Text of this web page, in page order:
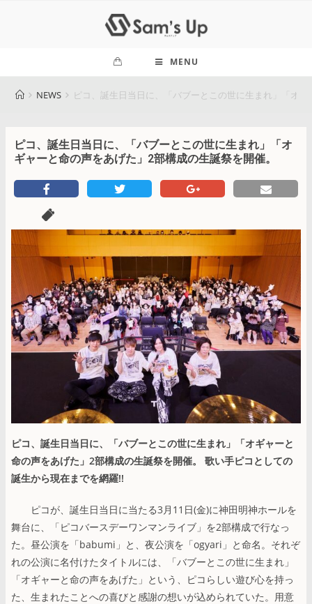
MENU
NEWS ピコ、誕生日当日に、「バブーとこの世に生まれ」「オ
ピコ、誕生日当日に、「バブーとこの世に生まれ」「オ
ギャーと命の声をあげた」2部構成の生誕祭を開催。
ピコ、誕生日当日に、「バブーとこの世に生まれ」「オギャーと
命の声をあげた」2部構成の生誕祭を開催。 歌い手ピコとしての
誕生から現在までを網羅!!
ピコが、誕生日当日に当たる3月11日(金)に神田明神ホールを
舞台に、「ピコバースデーワンマンライブ」を2部構成で行なっ
た。昼公演を「babumi」と、夜公演を「ogyari」と命名。それぞ
れの公演に名付けたタイトルには、「バブーとこの世に生まれ」
「オギャーと命の声をあげた」という、ピコらしい遊び心を持っ
た、生まれたことへの喜びと感謝の想いが込められていた。用意